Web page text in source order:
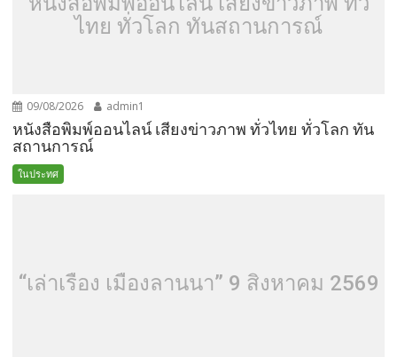
ไทย ทั่วโลก ทันสถานการณ์
09/08/2026 admin1
หนังสือพิมพ์ออนไลน์ เสียงข่าวภาพ ทั่วไทย ทั่วโลก ทัน
สถานการณ์
ในประทศ
“เล่าเรื่อง เมืองลานนา” 9 สิงหาคม 2569